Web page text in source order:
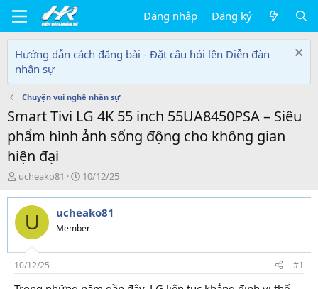
Đăng nhập Đăng ký
Hướng dẫn cách đăng bài - Đặt câu hỏi lên Diễn đàn
nhân sự
Chuyện vui nghề nhân sự
Smart Tivi LG 4K 55 inch 55UA8450PSA – Siêu
phẩm hình ảnh sống động cho không gian
hiện đại
T
h
r
e
d
s
t
a
ucheako81
N
g
à
y
g
i
10/12/25
U ucheako81
Member
10/12/25 #1